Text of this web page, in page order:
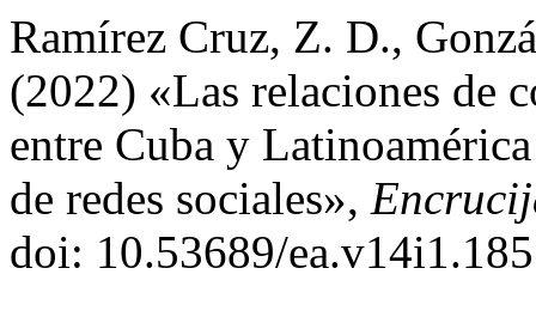
Ramírez Cruz, Z. D.,
(2022) «Las relaciones de
entre Cuba y
de redes sociales»,
doi: 10.53689/